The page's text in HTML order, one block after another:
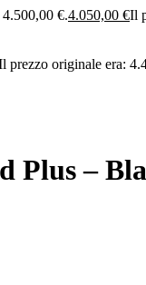
€.4.050,00 €Il
prezzo originale era:
Plus –